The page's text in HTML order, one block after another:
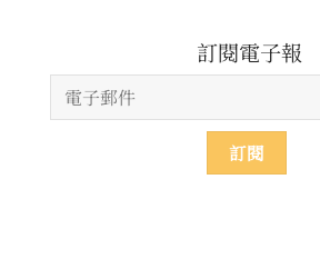
​​​訂閱電子報